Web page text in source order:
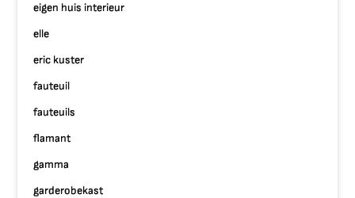
eigen huis interieur
elle
eric kuster
fauteuil
fauteuils
flamant
gamma
garderobekast